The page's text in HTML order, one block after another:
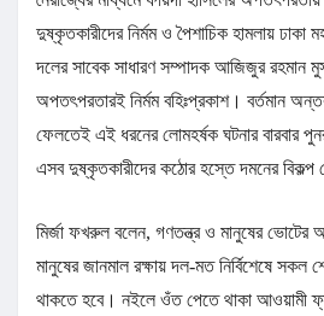
দুষ্কৃতকারীদের নির্মম ও পৈশাচিক হামলায় ঢাকা
দলের সাবেক সাধারণ সম্পাদক আজিজুর রহমান
অপতৎপরতারই নির্মম বহিঃপ্রকাশ। বর্তমান
ফেলতেই এই ধরনের লোমহর্ষক ঘটনার বারবার
এসব দুষ্কৃতকারীদের কঠোর হস্তে দমনের বিকল্প
মির্জা ফখরুল বলেন, গণতন্ত্র ও মানুষের ভোটের
মানুষের জানমাল রক্ষায় দল-মত নির্বিশেষে সকল
থাকতে হবে। নইলে ওঁত পেতে থাকা আওয়ামী